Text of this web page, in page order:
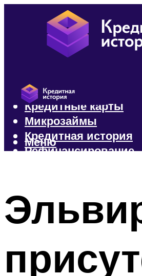
Кредиты
Кредитные карты
Микрозаймы
Кредитная история
Рефинансирование
Меню